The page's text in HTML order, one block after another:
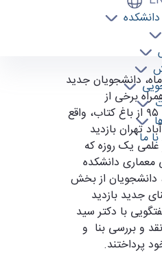
دانشکده
ما
معماری از باغ کتاب
۱۰ مهرماه، دانشجویان جدید
برخی از
دانشجویان ورودی ۹۵ از باغ کتاب، واقع
تهران بازدید
یک روزه که
دانشکده
از بخش
جدید بازدید
با دکتر سید
و بررسی بنا و
پرداختند.